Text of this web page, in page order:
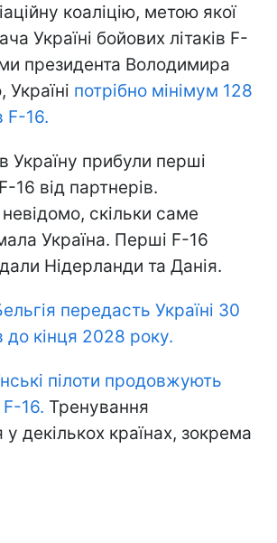
коаліцію, метою якої
Україні бойових літаків F-
президента Володимира
Україні потрібно мінімум 128
F-16.
Україну прибули перші
16 від партнерів.
скільки саме
Україна. Перші F-16
Нідерланди та Данія.
передасть Україні 30
до кінця 2028 року.
пілоти продовжують
16. Тренування
декількох країнах, зокрема